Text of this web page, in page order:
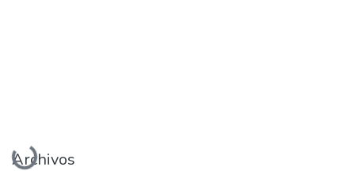
Cargando...
Archivos